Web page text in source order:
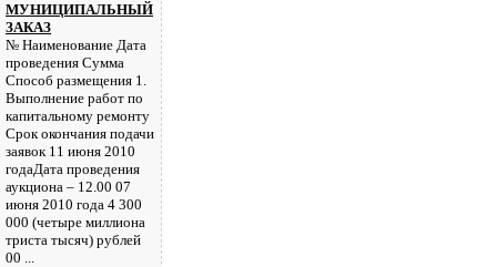
МУНИЦИПАЛЬНЫЙ
ЗАКАЗ
№ Наименование Дата
проведения Сумма
Способ размещения 1.
Выполнение работ по
капитальному ремонту
Срок окончания подачи
заявок 11 июня 2010
годаДата проведения
аукциона – 12.00 07
июня 2010 года 4 300
000 (четыре миллиона
триста тысяч) рублей
00 ...